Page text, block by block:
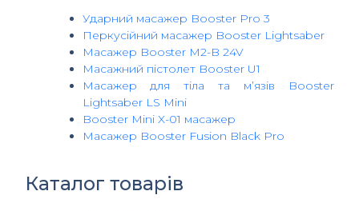
Ударний масажер Booster Pro 3
Перкусійний масажер Booster Lightsaber
Масажер Booster M2-B 24V
Масажний пістолет Booster U1
Масажер для тіла та м’язів Booster
Lightsaber LS Mini
Booster Mini X-01 масажер
Масажер Booster Fusion Black Pro
Каталог товарів